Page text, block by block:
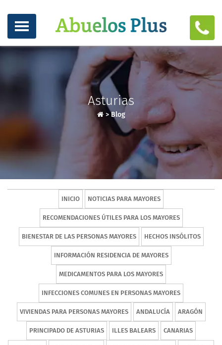
Asturias
>Blog
INICIO NOTICIAS PARA MAYORES
RECOMENDACIONES ÚTILES PARA LOS MAYORES
BIENESTAR DE LAS PERSONAS MAYORES HECHOS INSÓLITOS
INFORMACIÓN RESIDENCIA DE MAYORES
MEDICAMENTOS PARA LOS MAYORES
INFECCIONES COMUNES EN PERSONAS MAYORES
VIVIENDAS PARA PERSONAS MAYORES ANDALUCÍA ARAGÓN
PRINCIPADO DE ASTURIAS ILLES BALEARS CANARIAS